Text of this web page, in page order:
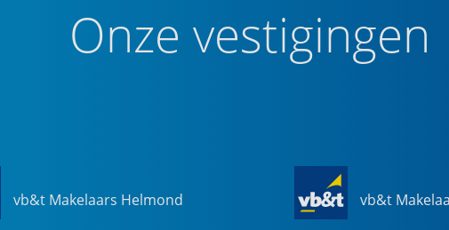
Onze vestigingen
vb&t Makelaars Helmond vb&t